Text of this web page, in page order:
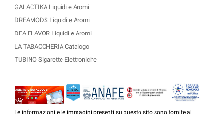
GALACTIKA Liquidi e Aromi
DREAMODS Liquidi e Aromi
DEA FLAVOR Liquidi e Aromi
LA TABACCHERIA Catalogo
TUBINO Sigarette Elettroniche
Le informazioni e le immagini presenti su questo sito sono fornite al